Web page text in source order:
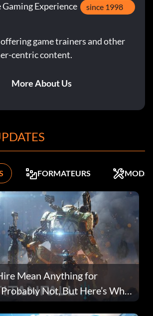
Experience since 1998
game trainers and other
centric content.
More About Us
FORMATEURS MODS
Mean Anything for
Not, But Here’s Why